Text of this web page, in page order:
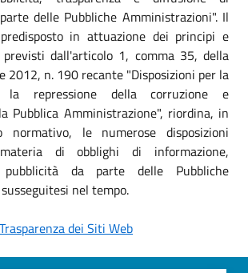
delle Pubbliche Amministrazioni". Il
in attuazione dei principi e
dall'articolo 1, comma 35, della
2012, n. 190 recante "Disposizioni per la
la repressione della corruzione e
Pubblica Amministrazione", riordina, in
le numerose disposizioni
di obblighi di informazione,
da parte delle Pubbliche
nel tempo.
dei Siti Web